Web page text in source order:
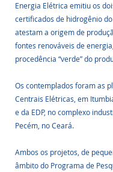
Energia Elétrica emitiu os
certificados de hidrogênio
atestam a origem de
fontes renováveis de
procedência “verde” do
Os contemplados foram as
Centrais Elétricas, em
e da EDP, no complexo
Pecém, no Ceará.
Ambos os projetos, de
âmbito do Programa de